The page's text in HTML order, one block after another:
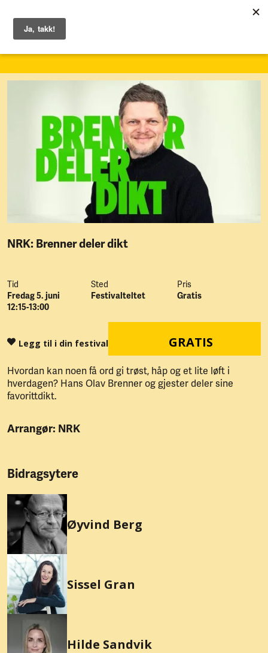
NRK: Brenner deler dikt
Tid
Fredag 5. juni
12:15-13:00
Sted
Festivalteltet
Pris
Gratis
Legg til i din festival GRATIS
Hvordan kan noen få ord gi trøst, håp og et lite løft i
hverdagen? Hans Olav Brenner og gjester deler sine
favorittdikt.
Arrangør: NRK
Bidragsytere
Øyvind Berg
Sissel Gran
Hilde Sandvik